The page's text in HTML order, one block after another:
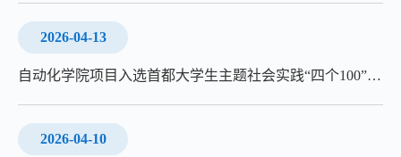
2026-04-13
自动化学院项目入选首都大学生主题社会实践“四个100”交流展示活动
2026-04-10